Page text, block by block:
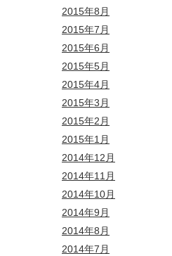
2015年8月
2015年7月
2015年6月
2015年5月
2015年4月
2015年3月
2015年2月
2015年1月
2014年12月
2014年11月
2014年10月
2014年9月
2014年8月
2014年7月